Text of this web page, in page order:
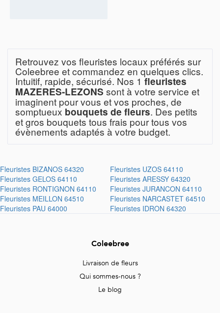
Retrouvez vos fleuristes locaux préférés sur
Coleebree et commandez en quelques clics.
Intuitif, rapide, sécurisé. Nos 1fleuristes
MAZERES-LEZONS sont à votre service et
imaginent pour vous et vos proches, de
somptueux bouquets de fleurs. Des petits
et gros bouquets tous frais pour tous vos
évènements adaptés à votre budget.
Fleuristes BIZANOS 64320 Fleuristes UZOS 64110
Fleuristes GELOS 64110 Fleuristes ARESSY 64320
Fleuristes RONTIGNON 64110 Fleuristes JURANCON 64110
Fleuristes MEILLON 64510 Fleuristes NARCASTET 64510
Fleuristes PAU 64000 Fleuristes IDRON 64320
Coleebree
Livraison de fleurs
Qui sommes-nous ?
Le blog